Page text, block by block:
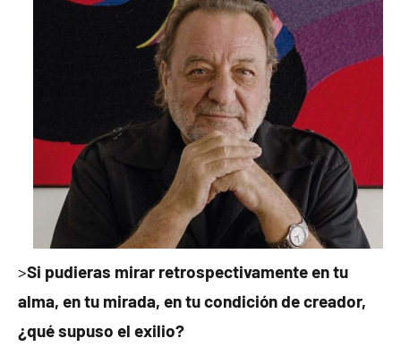
>Si pudieras mirar retrospectivamente en tu
alma, en tu mirada, en tu condición de creador,
¿qué supuso el exilio?